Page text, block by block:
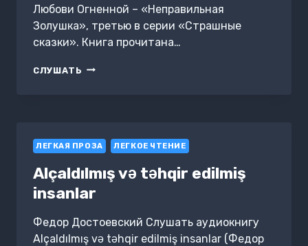
Любови Огненной – «Неправильная
Золушка», третью в серии «Страшные
сказки». Книга прочитана…
СЛУШАТЬ НЕПРАВИЛЬНАЯ
ЛЕГКАЯ ПРОЗА ЛЕГКОЕ ЧТЕНИЕ
Alçaldılmış və təhqir edilmiş
insanlar
Федор Достоевский Слушать аудиокнигу
Alçaldılmış və təhqir edilmiş insanlar (Федор